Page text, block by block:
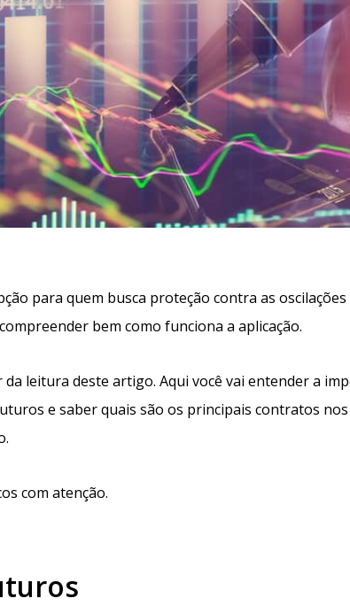
para quem busca proteção contra as oscilações
bem como funciona a aplicação.
leitura deste artigo. Aqui você vai entender a
e saber quais são os principais contratos
com atenção.